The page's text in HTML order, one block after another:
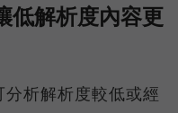
低解析度內容更
析解析度較低或經